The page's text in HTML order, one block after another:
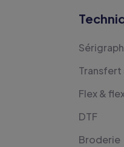
Flex &
DTF
Broderie